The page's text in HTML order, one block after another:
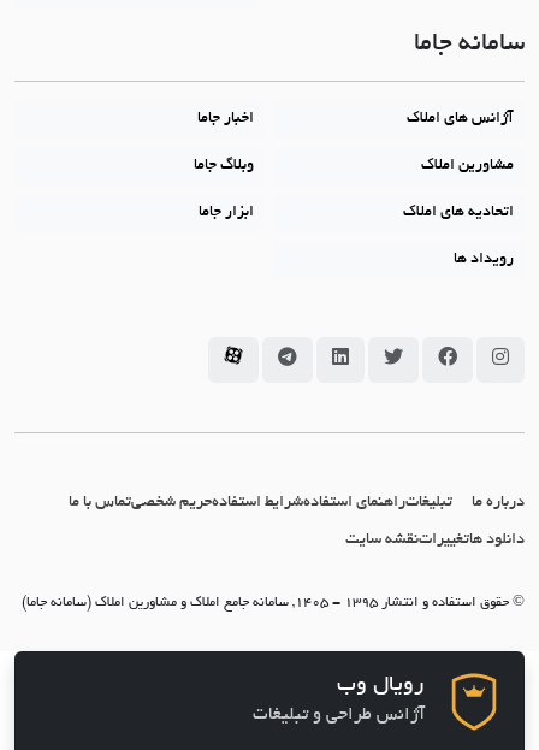
سامانه جاما
آژانس های املاک اخبار جاما
مشاورین املاک وبلاگ جاما
اتحادیه های املاک ابزار جاما
رویداد ها
سامانه جاما در اینستاگرام
سامانه جاما در فیسبوک
سامانه جاما در توئیتر
سامانه جاما در لینکداین
سامانه جاما در تلگرام
سامانه جاما در آپارات
درباره ما تبلیغاتراهنمای استفادهشرایط استفادهحریم شخصیتماس با ما
دانلود هاتغییراتنقشه سایت
© حقوق استفاده و انتشار 1395 - 1405, سامانه جامع املاک و مشاورین املاک (سامانه جاما)
رویال وب
آژانس طراحی و تبلیغات